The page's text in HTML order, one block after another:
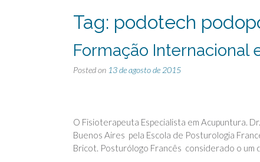
CURSOS E ASSESSORIA O QUE É
PARCEIROS
Tag: podotech
Formação Internacional
Posted on 13 de agosto de 2015
O Fisioterapeuta Especialista em Acupuntura.
Buenos Aires pela Escola de Posturologia
Bricot. Posturólogo Francês considerado o um